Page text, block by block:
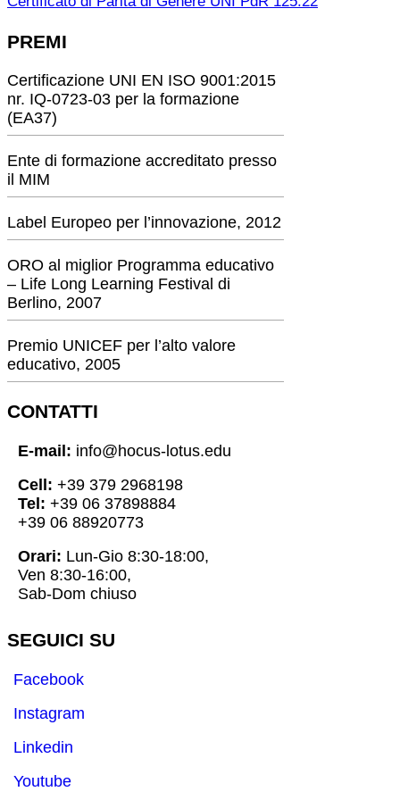
PREMI
Certificazione UNI EN ISO 9001:2015
nr. IQ-0723-03 per la formazione
(EA37)
Ente di formazione accreditato presso
il MIM
Label Europeo per l’innovazione, 2012
ORO al miglior Programma educativo
– Life Long Learning Festival di
Berlino, 2007
Premio UNICEF per l’alto valore
educativo, 2005
CONTATTI
E-mail: info@hocus-lotus.edu
Cell: +39 379 2968198
Tel: +39 06 37898884
+39 06 88920773
Orari: Lun-Gio 8:30-18:00,
Ven 8:30-16:00,
Sab-Dom chiuso
SEGUICI SU
Facebook
Instagram
Linkedin
Youtube